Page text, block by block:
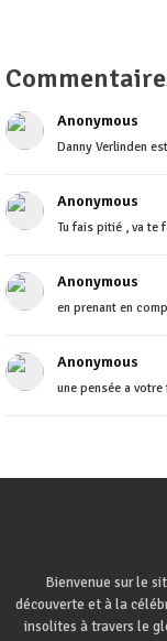
Anonymous
Danny Verlinden
Anonymous
Tu fais pitié , va te
Anonymous
en prenant en
Anonymous
une pensée a
Bienvenue sur le
découverte et à la
insolites à travers le